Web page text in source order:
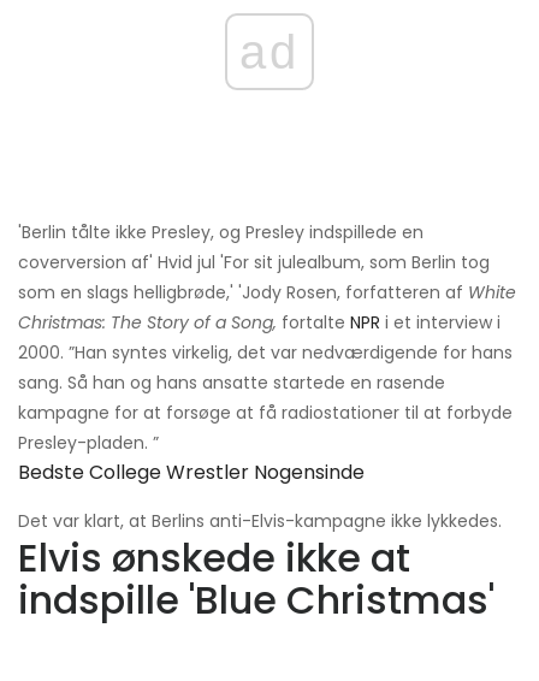
ad
'Berlin tålte ikke Presley, og Presley indspillede en
coverversion af' Hvid jul 'For sit julealbum, som Berlin tog
som en slags helligbrøde,' 'Jody Rosen, forfatteren af White
Christmas: The Story of a Song, fortalte NPR i et interview i
2000. ”Han syntes virkelig, det var nedværdigende for hans
sang. Så han og hans ansatte startede en rasende
kampagne for at forsøge at få radiostationer til at forbyde
Presley-pladen. ”
Bedste College Wrestler Nogensinde
Det var klart, at Berlins anti-Elvis-kampagne ikke lykkedes.
Elvis ønskede ikke at
indspille 'Blue Christmas'